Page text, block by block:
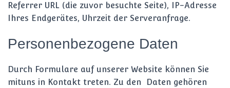
Referrer URL (die zuvor besuchte Seite), IP-Adresse
Ihres Endgerätes, Uhrzeit der Serveranfrage.
Personenbezogene Daten
Durch Formulare auf unserer Website können Sie
mituns in Kontakt treten. Zu den Daten gehören